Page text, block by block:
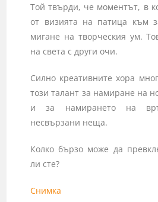
Той твърди, че моментът, в
от визията на патица към
мигане на творческия ум.
на света с други очи.
Силно креативните хора
този талант за намиране на
и за намирането на
несвързани неща.
Колко бързо може да
ли сте?
Снимка